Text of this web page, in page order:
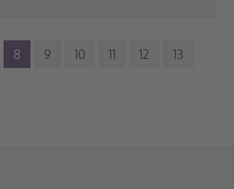
8 9 10 11 12 13